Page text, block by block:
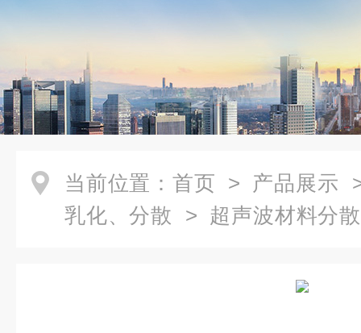
当前位置： 首页 > 产品展示
乳化、分散 > 超声波材料分